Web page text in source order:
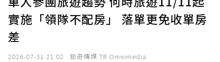
確認送出
實施「領隊不配房」 落單更免收單房
差
2026-07-31 21:02 旅奇傳媒 TR Omnimedia